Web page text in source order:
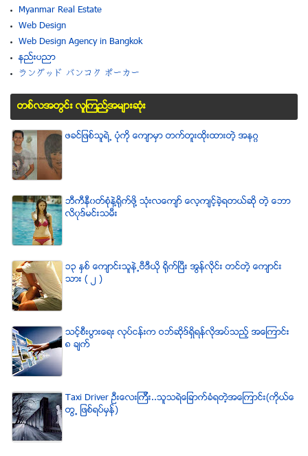
Myanmar Real Estate
Web Design
Web Design Agency in Bangkok
နည္းပညာ
ラングッド バンコク ポーカー
တစ္လအတြင္း လူၾကည္႔အမ်ားဆံုး
ဖခင္ျဖစ္သူရဲ႕ ပံုကို ေက်ာမွာ တက္တူးထိုးထားတဲ့ အနဂၢ
ဘီကီနီ၀တ္စံုနဲ႔႐ုိက္ဖို႔ သံုးလေက်ာ္ ေလ့က်င့္ခဲ့ရတယ္ဆို တဲ့ ေဘာ
လိ၀ုဒ္မင္းသမီး
၁၃ ႏွစ္ ေက်ာင္းသူနဲ႕ဗီဒီယို ရိုက္ျပီး အြန္လိုင္း တင္တဲ့ ေက်ာင္း
သား ( ၂ )
သင့္စီးပြားေရး လုပ္ငန္းက ဝဘ္ဆိုဒ္ရွိရန္လိုအပ္သည့္ အေၾကာင္း
၈ ခ်က္
Taxi Driver ဦးေလးၾကီး..သူသရဲေျခာက္ခံရတဲ့အေၾကာင္း(ကိုယ္ေ
တြ႕ ျဖစ္ရပ္မွန္)